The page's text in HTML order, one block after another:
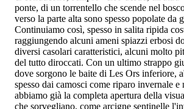
ponte, di un torrentello che scende nel
verso la parte alta sono spesso popolate da
Continuiamo così, spesso in salita ripida
raggiungendo alcuni ameni spiazzi erbosi
diversi casolari caratteristici, alcuni molto
del tutto diroccati. Con un ultimo strappo
dove sorgono le baite di Les Ors inferiore,
spesso dai camosci come riparo invernale
abbiamo già la completa apertura della
che sorvegliano, come arcigne sentinelle